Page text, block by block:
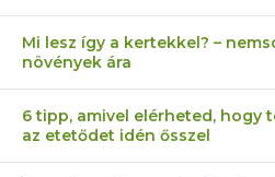
Mi lesz így a kertekkel? –
növények ára
6 tipp, amivel elérheted, hogy
az etetődet idén ősszel